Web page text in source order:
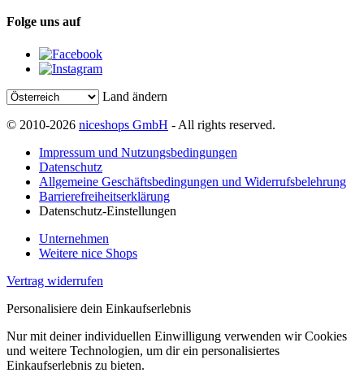
Folge uns auf
Land ändern
© 2010-2026 niceshops GmbH - All rights reserved.
Impressum und Nutzungsbedingungen
Datenschutz
Allgemeine Geschäftsbedingungen und Widerrufsbelehrung
Barrierefreiheitserklärung
Datenschutz-Einstellungen
Unternehmen
Weitere nice Shops
Vertrag widerrufen
Personalisiere dein Einkaufserlebnis
Nur mit deiner individuellen Einwilligung verwenden wir Cookies
und weitere Technologien, um dir ein personalisiertes
Einkaufserlebnis zu bieten.